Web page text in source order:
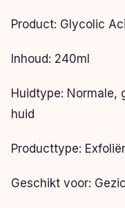
Product: Glycolic
Inhoud: 240ml
Huidtype: Normale,
huid
Producttype:
Geschikt voor: